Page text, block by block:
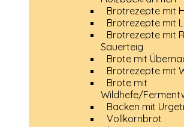
Brotrezepte mit
Brotrezepte mit
Brotrezepte mit
Sauerteig
Brote mit
Brotrezepte mit
Brote mit
Wildhefe/
Backen mit
Vollkornbrot